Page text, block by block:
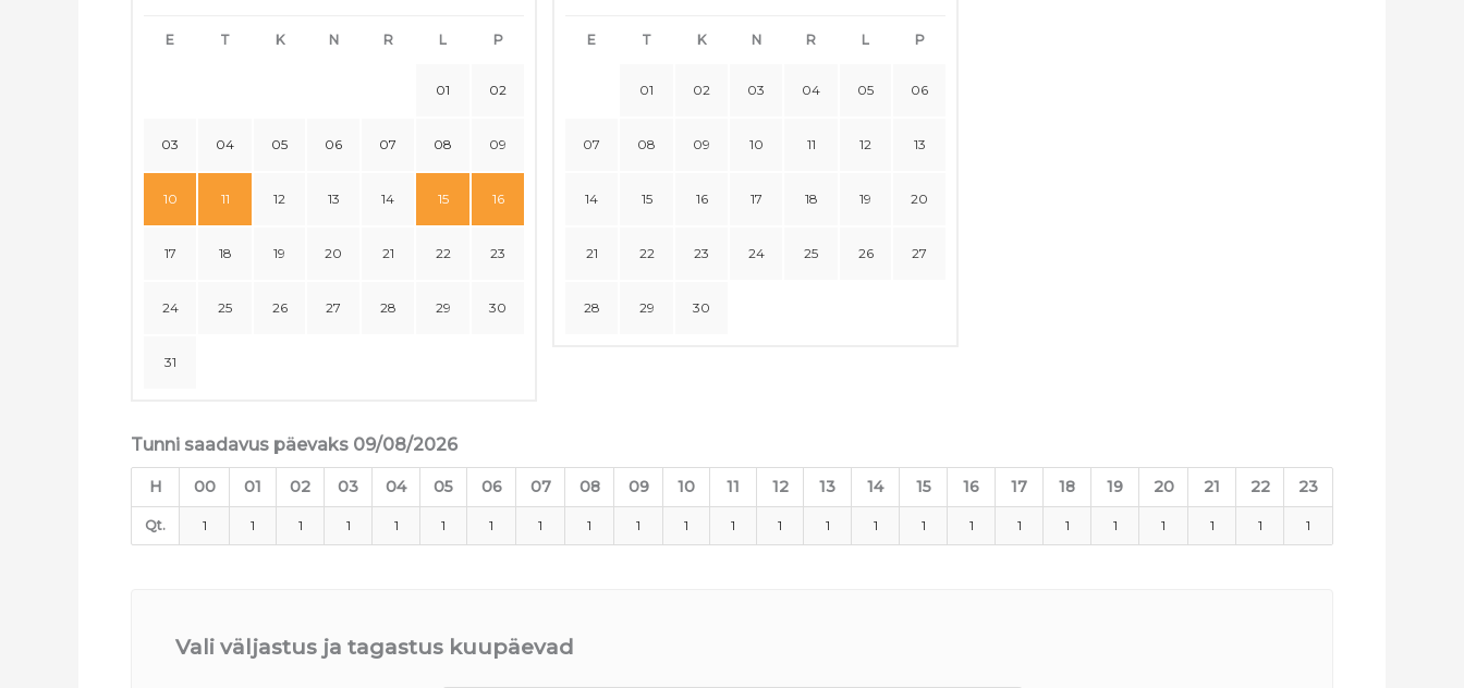
E T K N R L P
01 02
03 04 05 06 07 08 09
10 11 12 13 14 15 16
17 18 19 20 21 22 23
24 25 26 27 28 29 30
31
E T K N R L P
01 02 03 04 05 06
07 08 09 10 11 12 13
14 15 16 17 18 19 20
21 22 23 24 25 26 27
28 29 30
Tunni saadavus päevaks 09/08/2026
H 00 01 02 03 04 05 06 07 08 09 10 11 12 13 14 15 16 17 18 19 20 21 22 23
Qt. 1 1 1 1 1 1 1 1 1 1 1 1 1 1 1 1 1 1 1 1 1 1 1 1
Vali väljastus ja tagastus kuupäevad